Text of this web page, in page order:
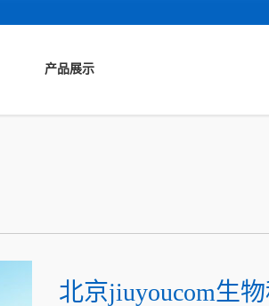
产品展示
北京jiuyoucom生